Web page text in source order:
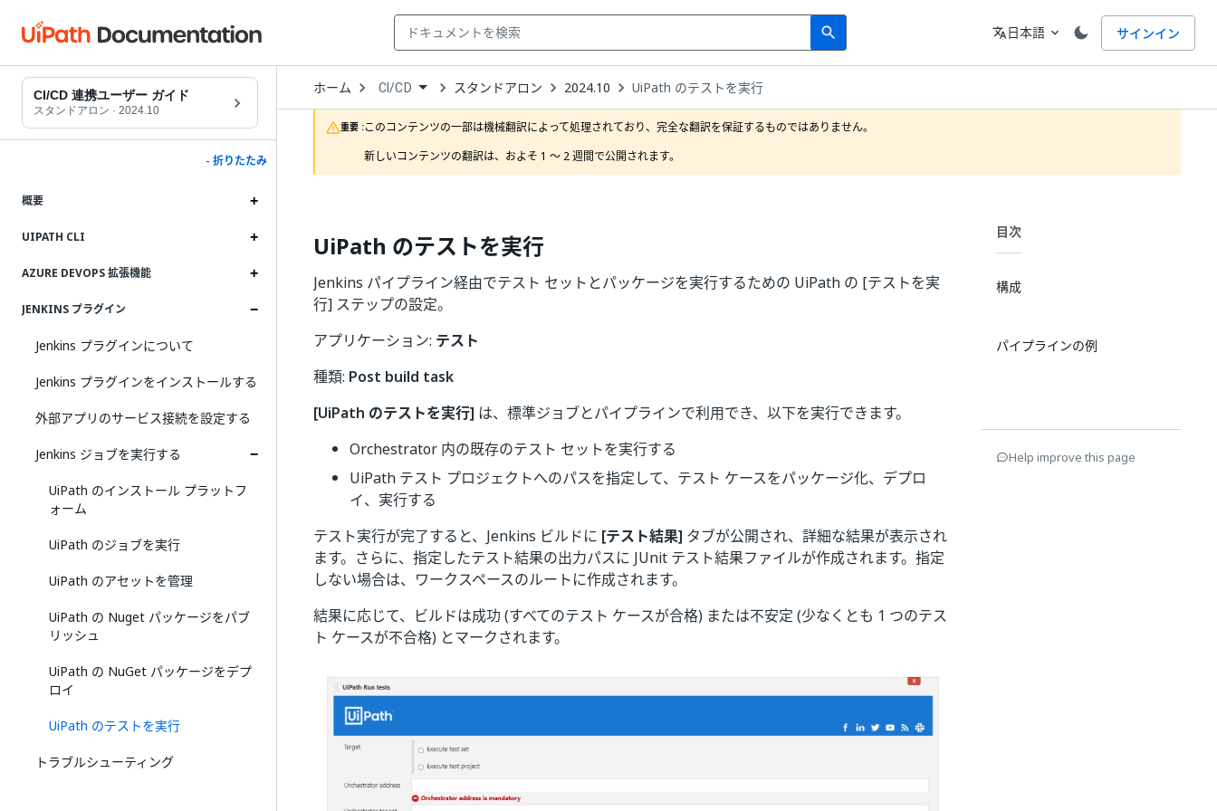
search
Search 言語
translate日本語 expand_more サインイン
CI/CD 連携ユーザー ガイド
スタンドアロン · 2024.10
- 折りたたみ
概要
UIPATH CLI
AZURE DEVOPS 拡張機能
JENKINS プラグイン
Jenkins プラグインについて
Jenkins プラグインをインストールする
外部アプリのサービス接続を設定する
Jenkins ジョブを実行する
UiPath のインストール プラットフ
ォーム
UiPath のジョブを実行
UiPath のアセットを管理
UiPath の Nuget パッケージをパブ
リッシュ
UiPath の NuGet パッケージをデプ
ロイ
UiPath のテストを実行
トラブルシューティング
ホーム Open
Dropdown
to
choose
product
CI/CD スタンドアロン 2024.10 UiPath のテストを実行
重要 :このコンテンツの一部は機械翻訳によって処理されており、完全な翻訳を保証するものではありません。
新しいコンテンツの翻訳は、およそ 1 ～ 2 週間で公開されます。
UiPath のテストを実行
Jenkins パイプライン経由でテスト セットとパッケージを実行するための UiPath の [テストを実
行] ステップの設定。
アプリケーション: テスト
種類: Post build task
[UiPath のテストを実行] は、標準ジョブとパイプラインで利用でき、以下を実行できます。
Orchestrator 内の既存のテスト セットを実行する
UiPath テスト プロジェクトへのパスを指定して、テスト ケースをパッケージ化、デプロ
イ、実行する
テスト実行が完了すると、Jenkins ビルドに [テスト結果] タブが公開され、詳細な結果が表示され
ます。さらに、指定したテスト結果の出力パスに JUnit テスト結果ファイルが作成されます。指定
しない場合は、ワークスペースのルートに作成されます。
結果に応じて、ビルドは成功 (すべてのテスト ケースが合格) または不安定 (少なくとも 1 つのテス
ト ケースが不合格) とマークされます。
目次
構成
パイプラインの例
Help improve this page